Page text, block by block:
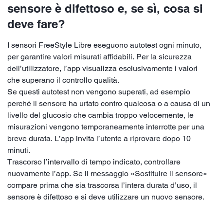
sensore è difettoso e, se sì, cosa si
deve fare?
I sensori FreeStyle Libre eseguono autotest ogni minuto,
per garantire valori misurati affidabili. Per la sicurezza
dell’utilizzatore, l’app visualizza esclusivamente i valori
che superano il controllo qualità.
Se questi autotest non vengono superati, ad esempio
perché il sensore ha urtato contro qualcosa o a causa di un
livello del glucosio che cambia troppo velocemente, le
misurazioni vengono temporaneamente interrotte per una
breve durata. L’app invita l’utente a riprovare dopo 10
minuti.
Trascorso l’intervallo di tempo indicato, controllare
nuovamente l’app. Se il messaggio «Sostituire il sensore»
compare prima che sia trascorsa l’intera durata d’uso, il
sensore è difettoso e si deve utilizzare un nuovo sensore.